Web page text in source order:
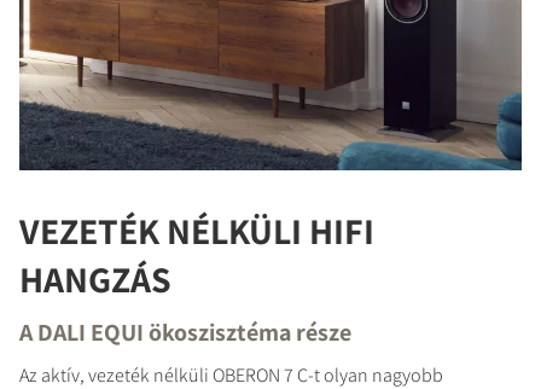
VEZETÉK NÉLKÜLI HIFI
HANGZÁS
A DALI EQUI ökoszisztéma része
Az aktív, vezeték nélküli OBERON 7 C-t olyan nagyobb